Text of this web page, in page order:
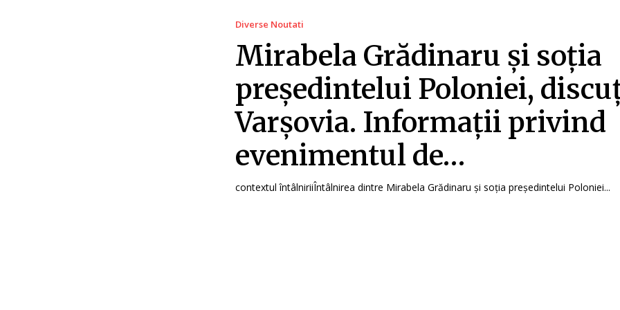
Diverse Noutati
Mirabela Grădinaru și soția
președintelui Poloniei,
Varșovia. Informații privind
evenimentul de…
contextul întâlniriiÎntâlnirea dintre Mirabela Grădinaru și soția președintelui Poloniei...